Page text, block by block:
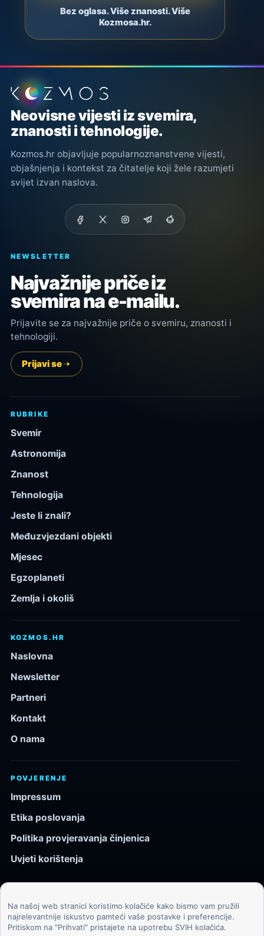
Bez oglasa. Više znanosti. Više
Kozmosa.hr.
Podnožje stranice
Neovisne vijesti iz svemira,
znanosti i tehnologije.
Kozmos.hr objavljuje popularnoznanstvene vijesti,
objašnjenja i kontekst za čitatelje koji žele razumjeti
svijet izvan naslova.
NEWSLETTER
Najvažnije priče iz
svemira na e-mailu.
Prijavite se za najvažnije priče o svemiru, znanosti i
tehnologiji.
Prijavi se
RUBRIKE
Svemir
Astronomija
Znanost
Tehnologija
Jeste li znali?
Međuzvjezdani objekti
Mjesec
Egzoplaneti
Zemlja i okoliš
KOZMOS.HR
Naslovna
Newsletter
Partneri
Kontakt
O nama
POVJERENJE
Impressum
Etika poslovanja
Politika provjeravanja činjenica
Uvjeti korištenja
© 2026 Kozmos.hr. Sva prava pridržana.
Svemir, znanost, tehnologija i velike ideje za znatiželjne
Na našoj web stranici koristimo kolačiće kako bismo vam pružili
najrelevantnije iskustvo pamteći vaše postavke i preferencije.
Pritiskom na "Prihvati" pristajete na upotrebu SVIH kolačića.